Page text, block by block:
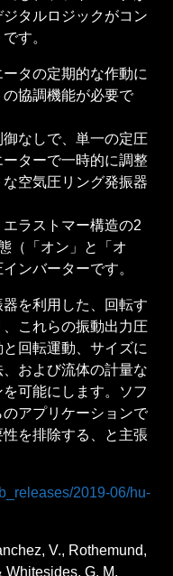
タルロジックがコン
す。
タの定期的な作動に
協調機能が必要で
なしで、単一の定圧
ターで一時的に調整
空気圧リング発振器
ラストマー構造の2
（「オン」と「オ
ンバーターです。
を利用した、回転す
これらの振動出力圧
回転運動、サイズに
および流体の計量な
可能にします。ソフ
のアプリケーションで
を排除する、と主張
2019-06/hu-
V., Rothemund,
Whitesides, G. M.